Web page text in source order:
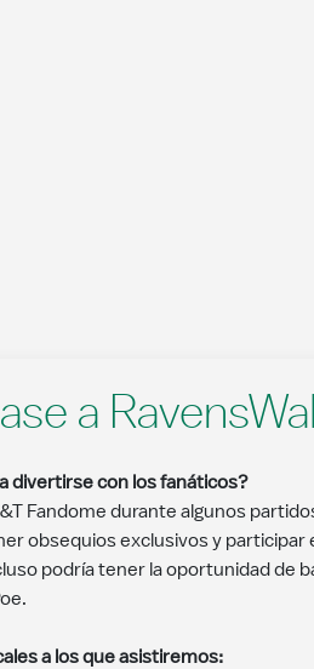
a
divertirse con los fanáticos?
Fandome durante algunos
obsequios exclusivos y participar
podría tener la oportunidad de
a los que asistiremos: